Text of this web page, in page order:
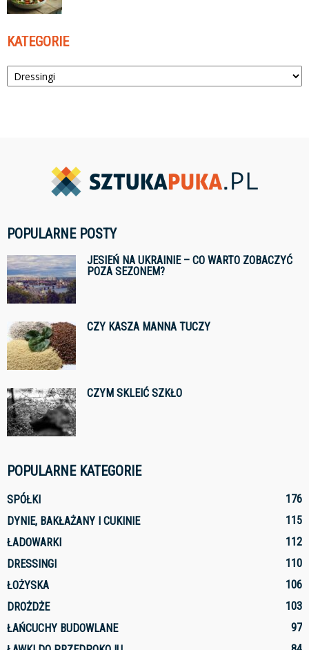
KATEGORIE
Kategorie
POPULARNE POSTY
JESIEŃ NA UKRAINIE – CO WARTO ZOBACZYĆ
POZA SEZONEM?
CZY KASZA MANNA TUCZY
CZYM SKLEIĆ SZKŁO
POPULARNE KATEGORIE
SPÓŁKI
176
DYNIE, BAKŁAŻANY I CUKINIE
115
ŁADOWARKI
112
DRESSINGI
110
ŁOŻYSKA
106
DROŻDŻE
103
ŁAŃCUCHY BUDOWLANE
97